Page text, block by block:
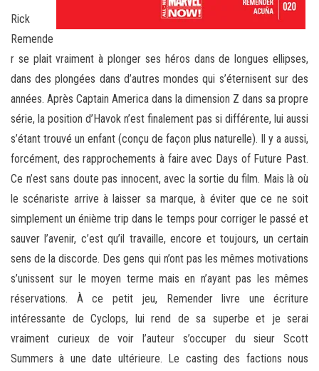
Rick
Remende
r se plait vraiment à plonger ses héros dans de longues ellipses,
dans des plongées dans d’autres mondes qui s’éternisent sur des
années. Après Captain America dans la dimension Z dans sa propre
série, la position d’Havok n’est finalement pas si différente, lui aussi
s’étant trouvé un enfant (conçu de façon plus naturelle). Il y a aussi,
forcément, des rapprochements à faire avec Days of Future Past.
Ce n’est sans doute pas innocent, avec la sortie du film. Mais là où
le scénariste arrive à laisser sa marque, à éviter que ce ne soit
simplement un énième trip dans le temps pour corriger le passé et
sauver l’avenir, c’est qu’il travaille, encore et toujours, un certain
sens de la discorde. Des gens qui n’ont pas les mêmes motivations
s’unissent sur le moyen terme mais en n’ayant pas les mêmes
réservations. À ce petit jeu, Remender livre une écriture
intéressante de Cyclops, lui rend de sa superbe et je serai
vraiment curieux de voir l’auteur s’occuper du sieur Scott
Summers à une date ultérieure. Le casting des factions nous